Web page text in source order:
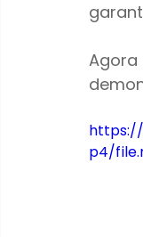
Agora
p4/